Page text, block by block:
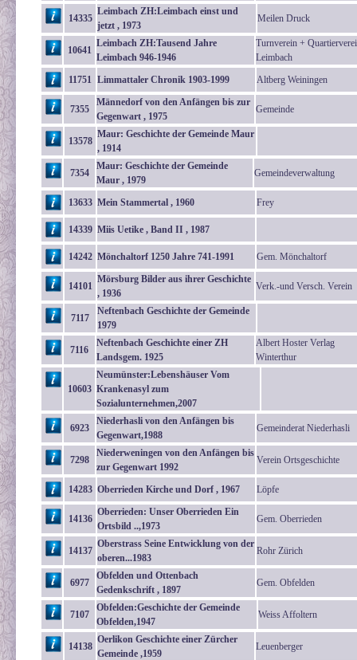
14335
Leimbach ZH:Leimbach einst und
jetzt , 1973
Meilen Druck
10641
Leimbach ZH:Tausend Jahre
Leimbach 946-1946
Turnverein +
Leimbach
11751 Limmattaler Chronik 1903-1999 Altberg Weiningen
7355
Männedorf von den Anfängen bis zur
Gegenwart , 1975
Gemeinde
13578
Maur: Geschichte der Gemeinde Maur
, 1914
7354
Maur: Geschichte der Gemeinde
Maur , 1979
Gemeindeverwaltung
13633 Mein Stammertal , 1960 Frey
14339 Miis Uetike , Band II , 1987
14242 Mönchaltorf 1250 Jahre 741-1991 Gem. Mönchaltorf
14101
Mörsburg Bilder aus ihrer Geschichte
, 1936
Verk.-und Versch. Verein
7117
Neftenbach Geschichte der Gemeinde
1979
7116
Neftenbach Geschichte einer ZH
Landsgem. 1925
Albert Hoster Verlag
Winterthur
10603
Neumünster:Lebenshäuser Vom
Krankenasyl zum
Sozialunternehmen,2007
6923
Niederhasli von den Anfängen bis
Gegenwart,1988
Gemeinderat Niederhasli
7298
Niederweningen von den Anfängen bis
zur Gegenwart 1992
Verein Ortsgeschichte
14283 Oberrieden Kirche und Dorf , 1967 Löpfe
14136
Oberrieden: Unser Oberrieden Ein
Ortsbild ..,1973
Gem. Oberrieden
14137
Oberstrass Seine Entwicklung von der
oberen...1983
Rohr Zürich
6977
Obfelden und Ottenbach
Gedenkschrift , 1897
Gem. Obfelden
7107
Obfelden:Geschichte der Gemeinde
Obfelden,1947
Weiss Affoltern
14138
Oerlikon Geschichte einer Zürcher
Gemeinde ,1959
Leuenberger